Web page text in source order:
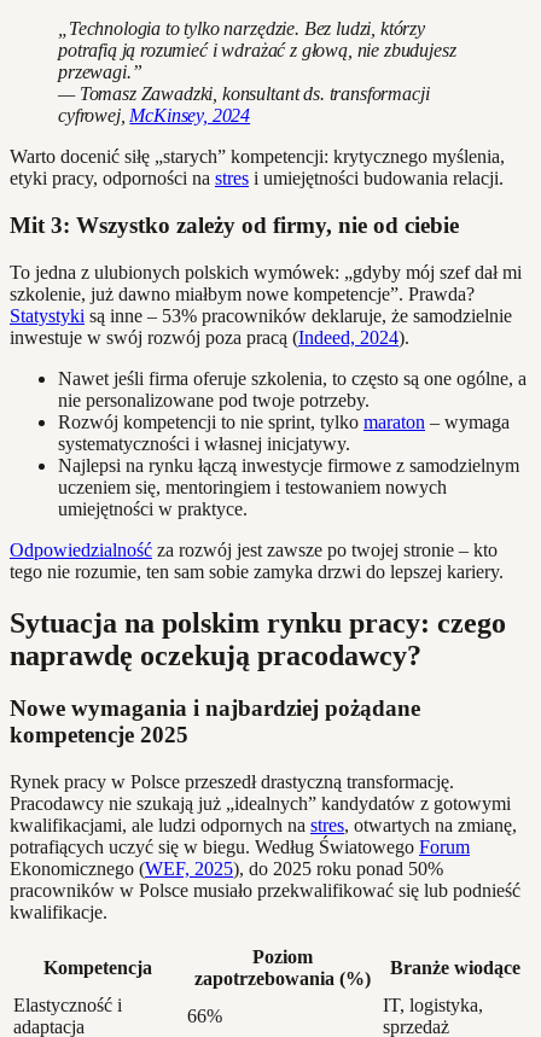
„Technologia to tylko narzędzie. Bez ludzi, którzy
potrafią ją rozumieć i wdrażać z głową, nie zbudujesz
przewagi.”
— Tomasz Zawadzki, konsultant ds. transformacji
cyfrowej, McKinsey, 2024
Warto docenić siłę „starych” kompetencji: krytycznego myślenia,
etyki pracy, odporności na stres i umiejętności budowania relacji.
Mit 3: Wszystko zależy od firmy, nie od ciebie
To jedna z ulubionych polskich wymówek: „gdyby mój szef dał mi
szkolenie, już dawno miałbym nowe kompetencje”. Prawda?
Statystyki są inne – 53% pracowników deklaruje, że samodzielnie
inwestuje w swój rozwój poza pracą (Indeed, 2024).
Nawet jeśli firma oferuje szkolenia, to często są one ogólne, a
nie personalizowane pod twoje potrzeby.
Rozwój kompetencji to nie sprint, tylko maraton – wymaga
systematyczności i własnej inicjatywy.
Najlepsi na rynku łączą inwestycje firmowe z samodzielnym
uczeniem się, mentoringiem i testowaniem nowych
umiejętności w praktyce.
Odpowiedzialność za rozwój jest zawsze po twojej stronie – kto
tego nie rozumie, ten sam sobie zamyka drzwi do lepszej kariery.
Sytuacja na polskim rynku pracy: czego
naprawdę oczekują pracodawcy?
Nowe wymagania i najbardziej pożądane
kompetencje 2025
Rynek pracy w Polsce przeszedł drastyczną transformację.
Pracodawcy nie szukają już „idealnych” kandydatów z gotowymi
kwalifikacjami, ale ludzi odpornych na stres, otwartych na zmianę,
potrafiących uczyć się w biegu. Według Światowego Forum
Ekonomicznego (WEF, 2025), do 2025 roku ponad 50%
pracowników w Polsce musiało przekwalifikować się lub podnieść
kwalifikacje.
Kompetencja
Poziom
zapotrzebowania (%)
Branże wiodące
Elastyczność i
adaptacja
66%
IT, logistyka,
sprzedaż